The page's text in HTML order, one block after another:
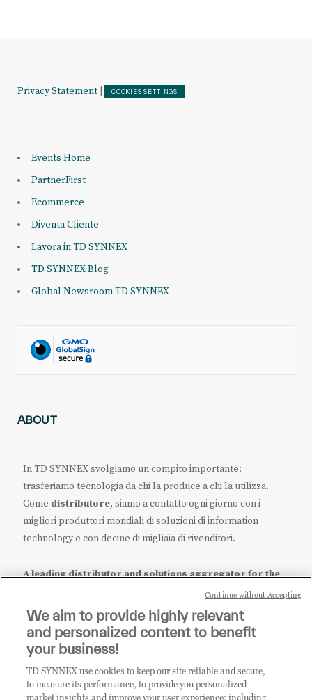
Privacy Statement COOKIES SETTINGS
Events Home
PartnerFirst
Ecommerce
Diventa Cliente
Lavora in TD SYNNEX
TD SYNNEX Blog
Global Newsroom TD SYNNEX
ABOUT
In TD SYNNEX svolgiamo un compito importante:
trasferiamo tecnologia da chi la produce a chi la utilizza.
Come distributore, siamo a contatto ogni giorno con i
migliori produttori mondiali di soluzioni di information
technology e con decine di migliaia di rivenditori.
A leading distributor and solutions aggregator for the
it.tdsynnex.com eu.tdsynnex.com| tdsynnex.com
CATEGORIE
We aim to provide highly relevant
and personalized content to benefit
your business!
TD SYNNEX use cookies to keep our site reliable and secure,
to measure its performance, to provide you personalized
market insights and improve your user experience; including
Continue without Accepting